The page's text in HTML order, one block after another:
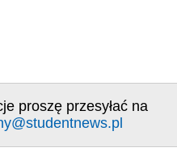
proszę przesyłać na